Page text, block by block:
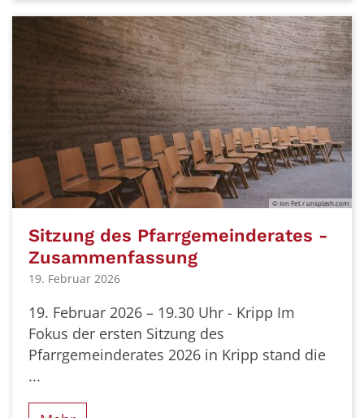
© Ion Fet / unsplash.com
Sitzung des Pfarrgemeinderates -
Zusammenfassung
19. Februar 2026
19. Februar 2026 – 19.30 Uhr - Kripp Im
Fokus der ersten Sitzung des
Pfarrgemeinderates 2026 in Kripp stand die
...